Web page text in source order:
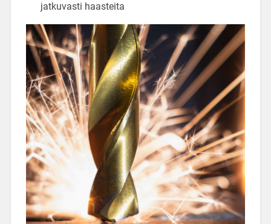
jatkuvasti haasteita